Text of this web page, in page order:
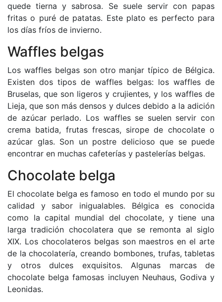
quede tierna y sabrosa. Se suele servir con papas
fritas o puré de patatas. Este plato es perfecto para
los días fríos de invierno.
Waffles belgas
Los waffles belgas son otro manjar típico de Bélgica.
Existen dos tipos de waffles belgas: los waffles de
Bruselas, que son ligeros y crujientes, y los waffles de
Lieja, que son más densos y dulces debido a la adición
de azúcar perlado. Los waffles se suelen servir con
crema batida, frutas frescas, sirope de chocolate o
azúcar glas. Son un postre delicioso que se puede
encontrar en muchas cafeterías y pastelerías belgas.
Chocolate belga
El chocolate belga es famoso en todo el mundo por su
calidad y sabor inigualables. Bélgica es conocida
como la capital mundial del chocolate, y tiene una
larga tradición chocolatera que se remonta al siglo
XIX. Los chocolateros belgas son maestros en el arte
de la chocolatería, creando bombones, trufas, tabletas
y otros dulces exquisitos. Algunas marcas de
chocolate belga famosas incluyen Neuhaus, Godiva y
Leonidas.